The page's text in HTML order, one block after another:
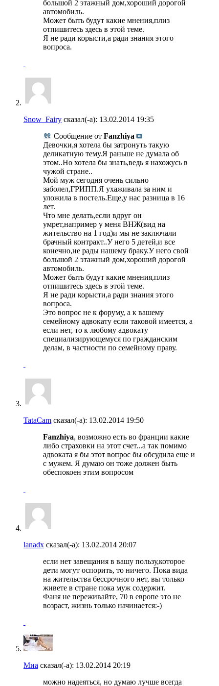
большой 2 этажный дом,хороший дорогой
автомобиль.
Может быть будут какие мнения,плиз
отпишитесь здесь в этой теме.
Я не ради корысти,а ради знания этого
вопроса.
Snow_Fairy сказал(-а): 13.02.2014 19:35
Сообщение от Fanzhiya
Девочки,я хотела бы затронуть такую
деликатную тему.Я раньше не думала об
этом..Но хотела бы знать,ведь я нахожусь в
чужой стране..
Мой муж сегодня очень сильно
заболел,ГРИПП.Я ухаживала за ним и
уложила в постель.Еще,у нас разница в 16
лет.
Что мне делать,если вдруг он
умрет,например у меня ВНЖ(вид на
жительство на 1 год)и мы не заключали
брачный контракт..У него 5 детей,и все
конечно,не рады нашему браку.У него свой
большой 2 этажный дом,хороший дорогой
автомобиль.
Может быть будут какие мнения,плиз
отпишитесь здесь в этой теме.
Я не ради корысти,а ради знания этого
вопроса.
Это вопрос не к форуму, а к вашему
семейному адвокату если таковой имеется, а
если нет, то к любому адвокату
специализирующемуся по гражданским
делам, в частности по семейному праву.
TataCam сказал(-а): 13.02.2014 19:50
Fanzhiya, возможно есть во франции какие
либо страховки на этот счет...а так помимо
адвоката я бы этот вопрос бы обсудила еще и
с мужем. Я думаю он тоже должен быть
обеспокоен этим вопросом
lanadx сказал(-а): 13.02.2014 20:07
если нет завещания в вашу пользу,которое
дети могут оспорить, то ничего. Пока вида
на жительства бессрочного нет, вы только
живете в стране пока муж содержит.
Фаня не переживайте, 70 в европе это не
возраст, жизнь только начинается:-)
Миа сказал(-а): 13.02.2014 20:19
можно надеяться, но думаю лучше всегда